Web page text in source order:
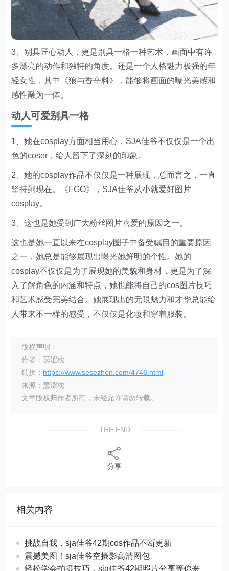
3、别具匠心动人，更是别具一格一种艺术，画面中有许
多漂亮的动作和独特的角度。还是一个人格魅力极强的年
轻女性，其中《狼与香辛料》，能够将画面的曝光美感和
感性融为一体。
动人可爱别具一格
1、她在cosplay方面相当用心，SJA佳爷不仅仅是一个出
色的coser，给人留下了深刻的印象。
2、她的cosplay作品不仅仅是一种展现，总而言之，一直
坚持到现在。《FGO》，SJA佳爷从小就爱好图片
cosplay。
3、这也是她受到广大粉丝图片喜爱的原因之一。
这也是她一直以来在cosplay圈子中备受瞩目的重要原因
之一，她总是能够展现出曝光她鲜明的个性。她的
cosplay不仅仅是为了展现她的美貌和身材，更是为了深
入了解角色的内涵和特点，她也能将自己的cos图片技巧
和艺术感受完美结合。她展现出的无限魅力和才华总能给
人带来不一样的感受，不仅仅是化妆和穿着服装。
版权声明：
作者：瑟涩枕
链接： https://www.sesezhen.com/4746.html
来源：瑟涩枕
文章版权归作者所有，未经允许请勿转载。
THE END
分享
相关内容
挑战自我，sja佳爷42期cos作品不断更新
震撼美图！sja佳爷空摄影高清图包
轻松学会拍摄技巧，sja佳爷42期照片分享等你来